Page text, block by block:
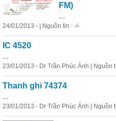
FM)
24/01/2013 - | Nguồn tin : -/-
IC 4520
23/01/2013 - Dr Trần Phúc Ánh | Nguồn
Thanh ghi 74374
23/01/2013 - Dr Trần Phúc Ánh | Nguồn